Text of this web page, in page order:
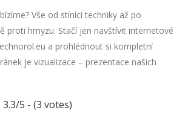
Vše od stínící techniky až po
proti hmyzu. Stačí jen navštívit internetové
a prohlédnout si kompletní
je vizualizace – prezentace našich
3.3/5 - (3 votes)